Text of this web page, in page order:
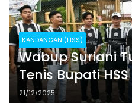
KANDANGAN (HSS)
Wabup Suriani
Tenis Bupati
Teng 2025
21/12/2025